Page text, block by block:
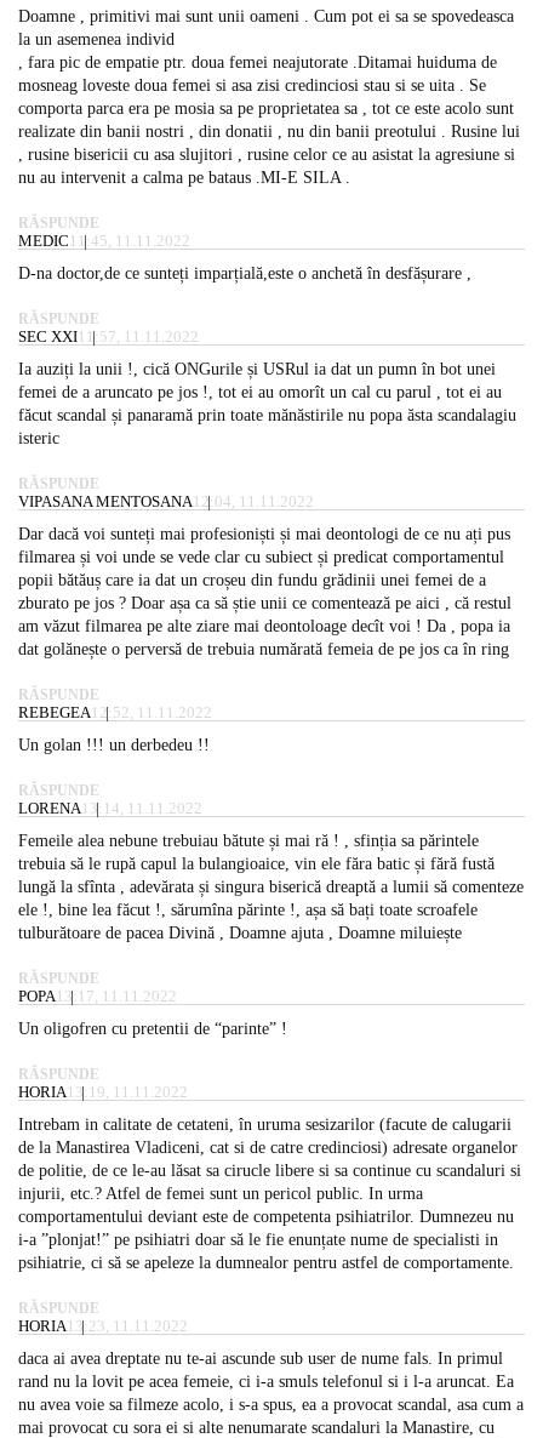
Doamne , primitivi mai sunt unii oameni . Cum pot ei sa se spovedeasca
la un asemenea individ
, fara pic de empatie ptr. doua femei neajutorate .Ditamai huiduma de
mosneag loveste doua femei si asa zisi credinciosi stau si se uita . Se
comporta parca era pe mosia sa pe proprietatea sa , tot ce este acolo sunt
realizate din banii nostri , din donatii , nu din banii preotului . Rusine lui
, rusine bisericii cu asa slujitori , rusine celor ce au asistat la agresiune si
nu au intervenit a calma pe bataus .MI-E SILA .
RĂSPUNDE
MEDIC 11:45, 11.11.2022
D-na doctor,de ce sunteți imparțială,este o anchetă în desfășurare ,
RĂSPUNDE
SEC XXI11:57, 11.11.2022
Ia auziți la unii !, cică ONGurile și USRul ia dat un pumn în bot unei
femei de a aruncato pe jos !, tot ei au omorît un cal cu parul , tot ei au
făcut scandal și panaramă prin toate mănăstirile nu popa ăsta scandalagiu
isteric
RĂSPUNDE
VIPASANA MENTOSANA 12:04, 11.11.2022
Dar dacă voi sunteți mai profesioniști și mai deontologi de ce nu ați pus
filmarea și voi unde se vede clar cu subiect și predicat comportamentul
popii bătăuș care ia dat un croșeu din fundu grădinii unei femei de a
zburato pe jos ? Doar așa ca să știe unii ce comentează pe aici , că restul
am văzut filmarea pe alte ziare mai deontoloage decît voi ! Da , popa ia
dat golănește o perversă de trebuia numărată femeia de pe jos ca în ring
RĂSPUNDE
REBEGEA 12:52, 11.11.2022
Un golan !!! un derbedeu !!
RĂSPUNDE
LORENA 13:14, 11.11.2022
Femeile alea nebune trebuiau bătute și mai ră ! , sfinția sa părintele
trebuia să le rupă capul la bulangioaice, vin ele făra batic și fără fustă
lungă la sfînta , adevărata și singura biserică dreaptă a lumii să comenteze
ele !, bine lea făcut !, sărumîna părinte !, așa să bați toate scroafele
tulburătoare de pacea Divină , Doamne ajuta , Doamne miluiește
RĂSPUNDE
POPA 13:17, 11.11.2022
Un oligofren cu pretentii de “parinte” !
RĂSPUNDE
HORIA 13:19, 11.11.2022
Intrebam in calitate de cetateni, în uruma sesizarilor (facute de calugarii
de la Manastirea Vladiceni, cat si de catre credinciosi) adresate organelor
de politie, de ce le-au lăsat sa cirucle libere si sa continue cu scandaluri si
injurii, etc.? Atfel de femei sunt un pericol public. In urma
comportamentului deviant este de competenta psihiatrilor. Dumnezeu nu
i-a ”plonjat!” pe psihiatri doar să le fie enunțate nume de specialisti in
psihiatrie, ci să se apeleze la dumnealor pentru astfel de comportamente.
RĂSPUNDE
HORIA 13:23, 11.11.2022
daca ai avea dreptate nu te-ai ascunde sub user de nume fals. In primul
rand nu la lovit pe acea femeie, ci i-a smuls telefonul si i l-a aruncat. Ea
nu avea voie sa filmeze acolo, i s-a spus, ea a provocat scandal, asa cum a
mai provocat cu sora ei si alte nenumarate scandaluri la Manastire, cu